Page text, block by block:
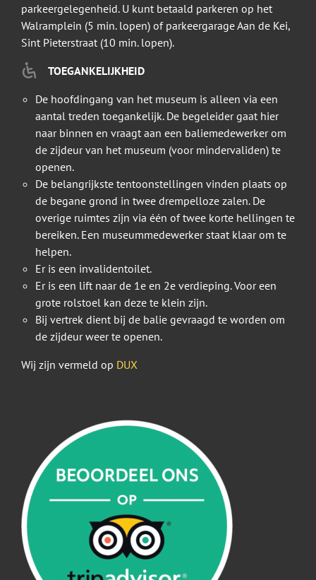
parkeergelegenheid. U kunt betaald parkeren op het
Walramplein (5 min. lopen) of parkeergarage Aan de Kei,
Sint Pieterstraat (10 min. lopen).
TOEGANKELIJKHEID
De hoofdingang van het museum is alleen via een
aantal treden toegankelijk. De begeleider gaat hier
naar binnen en vraagt aan een baliemedewerker om
de zijdeur van het museum (voor mindervaliden) te
openen.
De belangrijkste tentoonstellingen vinden plaats op
de begane grond in twee drempelloze zalen. De
overige ruimtes zijn via één of twee korte hellingen te
bereiken. Een museummedewerker staat klaar om te
helpen.
Er is een invalidentoilet.
Er is een lift naar de 1e en 2e verdieping. Voor een
grote rolstoel kan deze te klein zijn.
Bij vertrek dient bij de balie gevraagd te worden om
de zijdeur weer te openen.
Wij zijn vermeld op DUX